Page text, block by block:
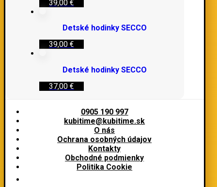
39,00 €
Detské hodinky SECCO
39,00 €
Detské hodinky SECCO
37,00 €
0905 190 997
kubitime@kubitime.sk
O nás
Ochrana osobných údajov
Kontakty
Obchodné podmienky
Politika Cookie